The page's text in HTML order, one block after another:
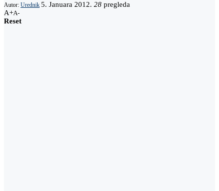
Autor: Urednik 5. Januara 2012. 28 pregleda
A+A-
Reset